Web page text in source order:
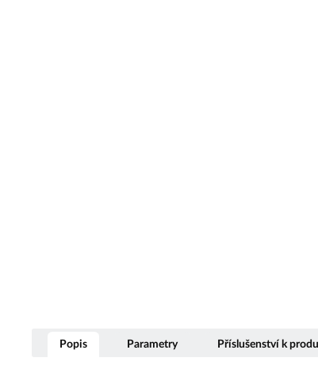
Popis Parametry Příslušenství k